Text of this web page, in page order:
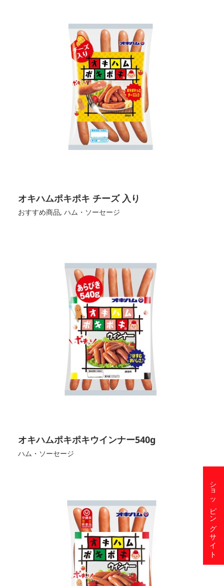
オキハムポキポキ チーズ 入り
おすすめ商品, ハム・ソーセージ
オキハムポキポキウインナー540g
ハム・ソーセージ
ショッピングサイト